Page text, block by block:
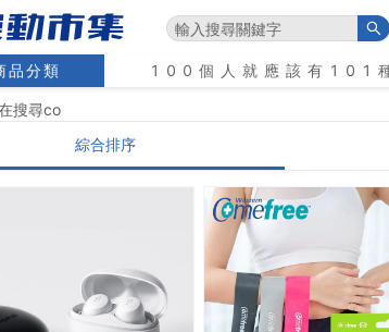
品分類 100個人就應該有101
搜尋co
綜合排序